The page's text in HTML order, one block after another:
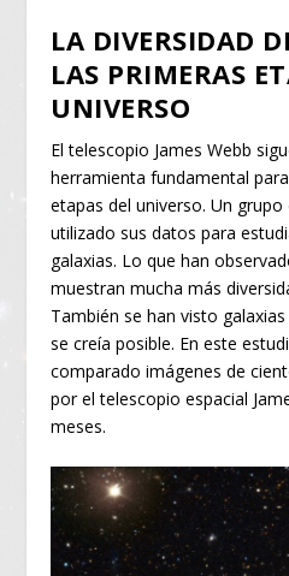
LA DIVERSIDAD
LAS PRIMERAS
UNIVERSO
El telescopio James Webb
herramienta fundamental
etapas del universo. Un
utilizado sus datos para
galaxias. Lo que han
muestran mucha más
También se han visto
se creía posible. En este
comparado imágenes de
por el telescopio espacial
meses.